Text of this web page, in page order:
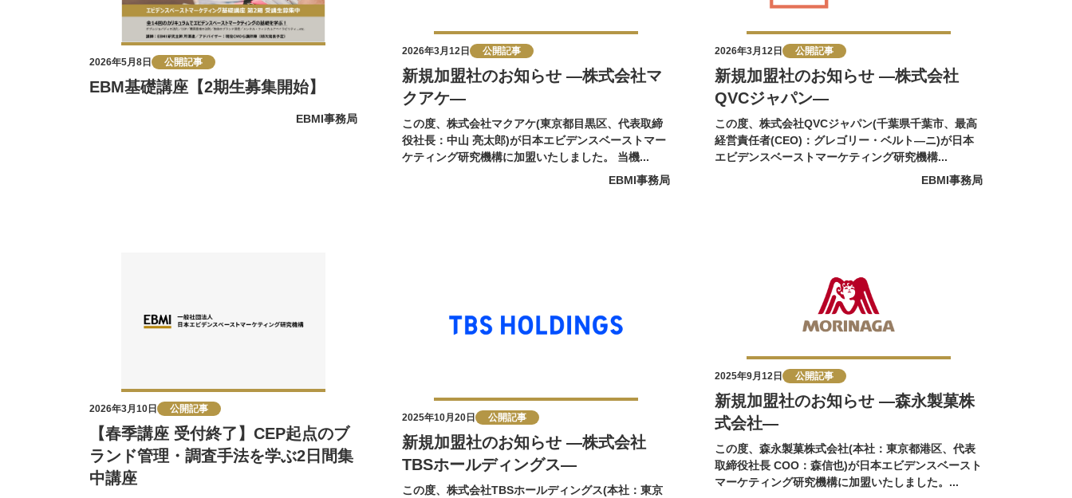
2026年5月8日 公開記事
EBM基礎講座【2期生募集開始】
EBMI事務局
2026年3月12日 公開記事
新規加盟社のお知らせ ―株式会社マ
クアケ―
この度、株式会社マクアケ(東京都目黒区、代表取締
役社長：中山 亮太郎)が日本エビデンスベーストマー
ケティング研究機構に加盟いたしました。 当機...
EBMI事務局
2026年3月12日 公開記事
新規加盟社のお知らせ ―株式会社
QVCジャパン―
この度、株式会社QVCジャパン(千葉県千葉市、最⾼
経営責任者(CEO)：グレゴリー・ベルト―ニ)が日本
エビデンスベーストマーケティング研究機構...
EBMI事務局
2026年3月10日 公開記事
【春季講座 受付終了】CEP起点のブ
ランド管理・調査手法を学ぶ2日間集
中講座
2025年10月20日 公開記事
新規加盟社のお知らせ ―株式会社
TBSホールディングス―
この度、株式会社TBSホールディングス(本社：東京
2025年9月12日 公開記事
新規加盟社のお知らせ ―森永製菓株
式会社―
この度、森永製菓株式会社(本社：東京都港区、代表
取締役社長 COO：森信也)が日本エビデンスベースト
マーケティング研究機構に加盟いたしました。...